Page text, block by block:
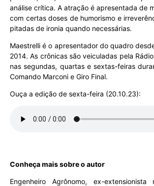
análise crítica. A atração é apresentada de
com certas doses de humorismo e
pitadas de ironia quando necessárias.
Maestrelli é o apresentador do quadro
2014. As crônicas são veiculadas pela
nas segundas, quartas e sextas-feiras
Comando Marconi e Giro Final.
Ouça a edição de sexta-feira (20.10.23):
Conheça mais sobre o autor
Engenheiro Agrônomo, ex-